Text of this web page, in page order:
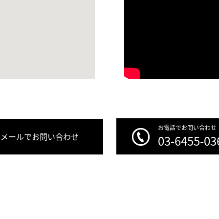
メールでお問い合わせ
お電話でお問い合わせ
03-6455-